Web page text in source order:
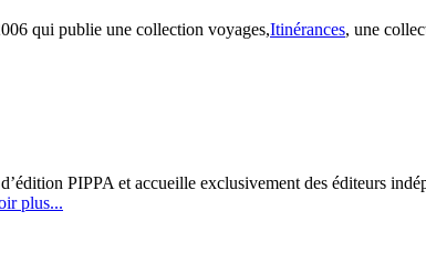
qui publie une collection voyages,Itinérances, une
PIPPA et accueille exclusivement des éditeurs
plus...